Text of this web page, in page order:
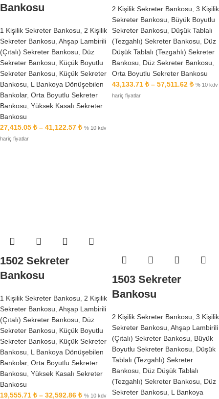
Bankosu
1 Kişilik Sekreter Bankosu, 2 Kişilik
Sekreter Bankosu, Ahşap Lambirili
(Çıtalı) Sekreter Bankosu, Düz
Sekreter Bankosu, Küçük Boyutlu
Sekreter Bankosu, Küçük Sekreter
Bankosu, L Bankoya Dönüşebilen
Bankolar, Orta Boyutlu Sekreter
Bankosu, Yüksek Kasalı Sekreter
Bankosu
27,415.05 ₺ – 41,122.57 ₺ % 10 kdv
hariç fiyatlar
2 Kişilik Sekreter Bankosu 3 Kişilik
Sekreter Bankosu
Büyük Boyutlu
Sekreter Bankosu
Düşük Tablalı
(Tezgahlı) Sekreter Bankosu
Düz
Düşük Tablalı (Tezgahlı) Sekreter
Bankosu
Düz Sekreter Bankosu
Orta Boyutlu Sekreter Bankosu
43,133.71 ₺ – 57,511.62 ₺ % 10 kdv
hariç fiyatlar
1502 Sekreter
Bankosu
1 Kişilik Sekreter Bankosu
2 Kişilik
Sekreter Bankosu Ahşap Lambirili
(Çıtalı) Sekreter Bankosu
Düz
Sekreter Bankosu
Küçük Boyutlu
Sekreter Bankosu
Küçük Sekreter
Bankosu
L Bankoya Dönüşebilen
Bankolar, Orta Boyutlu Sekreter
Bankosu Yüksek Kasalı Sekreter
Bankosu
19,555.71 ₺ – 32,592.86 ₺ % 10 kdv
1503 Sekreter
Bankosu
2 Kişilik Sekreter Bankosu 3 Kişilik
Sekreter Bankosu Ahşap Lambirili
(Çıtalı) Sekreter Bankosu
Büyük
Boyutlu Sekreter Bankosu
Düşük
Tablalı (Tezgahlı) Sekreter
Bankosu
Düz Düşük Tablalı
(Tezgahlı) Sekreter Bankosu
Düz
Sekreter Bankosu
L Bankoya